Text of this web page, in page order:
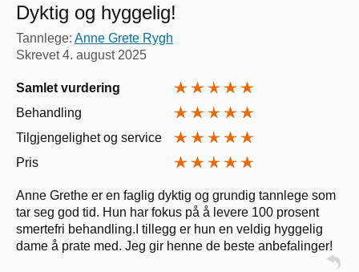
Dyktig og hyggelig!
Tannlege: Anne Grete Rygh
Skrevet4. august 2025
Samlet vurdering
Behandling
Tilgjengelighet og service
Pris
Anne Grethe er en faglig dyktig og grundig tannlege som
tar seg god tid. Hun har fokus på å levere 100 prosent
smertefri behandling.I tillegg er hun en veldig hyggelig
dame å prate med. Jeg gir henne de beste anbefalinger!